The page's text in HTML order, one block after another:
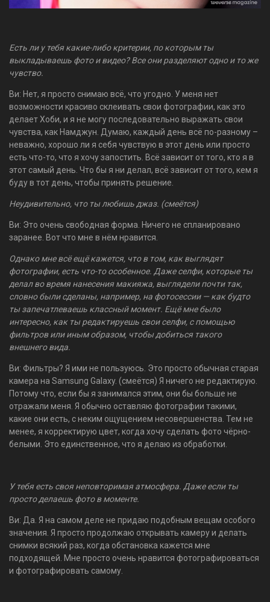
Есть ли у тебя какие-либо критерии, по которым ты
выкладываешь фото и видео? Все они разделяют одно и то же
чувство.
Ви: Нет, я просто снимаю всё, что угодно. У меня нет
возможности красиво склеивать свои фотографии, как это
делает Хоби, и я не могу последовательно выражать свои
чувства, как Намджун. Думаю, каждый день всё по-разному –
неважно, хорошо ли я себя чувствую в этот день или просто
есть что-то, что я хочу запостить. Всё зависит от того, кто я в
этот самый день. Что бы я ни делал, всё зависит от того, кем я
буду в тот день, чтобы принять решение.
Неудивительно, что ты любишь джаз. (смеётся)
Ви: Это очень свободная форма. Ничего не спланировано
заранее. Вот что мне в нём нравится.
Однако мне всё ещё кажется, что в том, как выглядят
фотографии, есть что-то особенное. Даже селфи, которые ты
делал во время нанесения макияжа, выглядели почти так,
словно были сделаны, например, на фотосессии — как будто
ты запечатлеваешь классный момент. Ещё мне было
интересно, как ты редактируешь свои селфи, с помощью
фильтров или иным образом, чтобы добиться такого
внешнего вида.
Ви: Фильтры? Я ими не пользуюсь. Это просто обычная старая
камера на Samsung Galaxy. (смеётся) Я ничего не редактирую.
Потому что, если бы я занимался этим, они бы больше не
отражали меня. Я обычно оставляю фотографии такими,
какие они есть, с неким ощущением несовершенства. Тем не
менее, я корректирую цвет, когда хочу сделать фото чёрно-
белыми. Это единственное, что я делаю из обработки.
У тебя есть своя неповторимая атмосфера. Даже если ты
просто делаешь фото в моменте.
Ви: Да. Я на самом деле не придаю подобным вещам особого
значения. Я просто продолжаю открывать камеру и делать
снимки всякий раз, когда обстановка кажется мне
подходящей. Мне просто очень нравится фотографироваться
и фотографировать самому.